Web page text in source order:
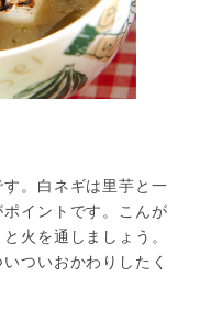
。白ネギは里芋と一
イントです。こんが
火を通しましょう。
ついおかわりしたく